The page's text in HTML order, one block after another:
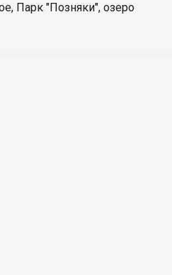
, Парк "Позняки", озеро